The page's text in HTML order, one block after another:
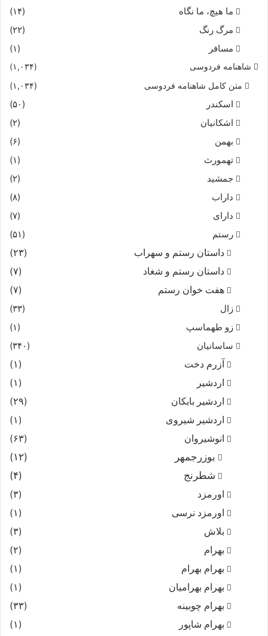
ما هیچ، ما نگاه
(۱۴)
مرگ رنگ
(۲۲)
مسافر
(۱)
شاهنامه فردوسی (۱,۰۳۴)
متن کامل شاهنامه فردوسی (۱,۰۳۴)
اسکندر
(۵۰)
اشکانیان
(۲)
بهمن
(۶)
تهمورث
(۱)
جمشید
(۲)
داراب
(۸)
دارای
(۷)
رستم
(۵۱)
داستان رستم و سهراب
(۲۳)
داستان رستم و شغاد
(۷)
هفت خوان رستم‏
(۷)
زال
(۳۳)
زو طهماسپ‏
(۱)
ساسانیان
(۳۴۰)
آزرم دخت
(۱)
اردشیر
(۱)
اردشیر بابکان
(۲۹)
اردشیر شیروی
(۱)
انوشیروان
(۶۳)
بوزرجمهر
(۱۲)
شطرنج
(۴)
اورمزد
(۳)
اورمزد نرسى‏
(۱)
بلاش
(۳)
بهرام
(۲)
بهرام بهرام
(۱)
بهرام بهرامیان‏
(۱)
بهرام چوبینه
(۳۳)
بهرام شاپور
(۱)